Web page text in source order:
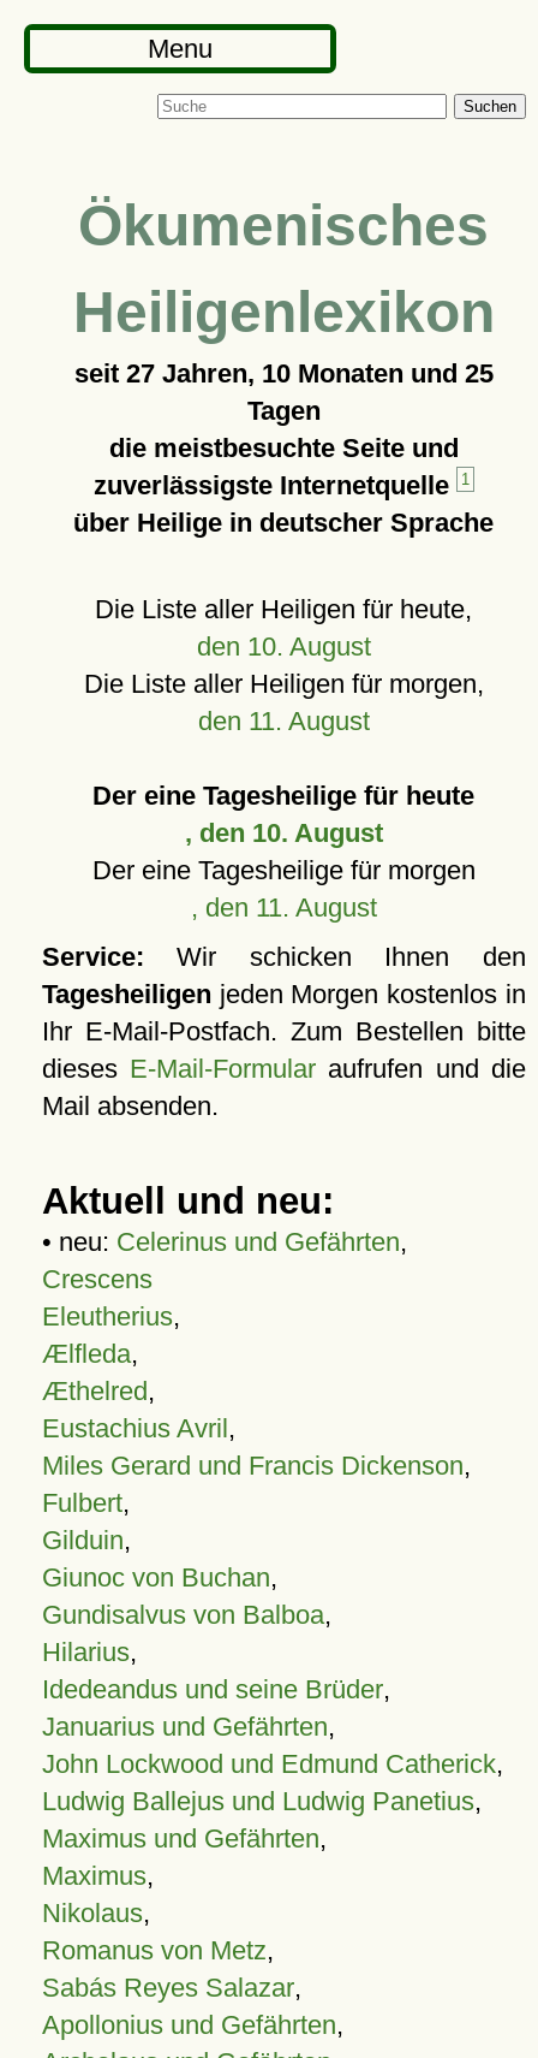
Menu
Suchen
Ökumenisches
Heiligenlexikon
seit 27 Jahren, 10 Monaten und 25
Tagen
die meistbesuchte Seite und
zuverlässigste Internetquelle
1
über Heilige in deutscher Sprache
Die Liste aller Heiligen für heute,
den 10. August
Die Liste aller Heiligen für morgen,
den 11. August
Der eine Tagesheilige für heute
, den 10. August
Der eine Tagesheilige für morgen
, den 11. August
Service: Wir schicken Ihnen den
Tagesheiligen jeden Morgen kostenlos in
Ihr E-Mail-Postfach. Zum Bestellen bitte
dieses E-Mail-Formular aufrufen und die
Mail absenden.
Aktuell und neu:
• neu: Celerinus und Gefährten,
Crescens
Eleutherius,
Ælfleda,
Æthelred,
Eustachius Avril,
Miles Gerard und Francis Dickenson,
Fulbert,
Gilduin,
Giunoc von Buchan,
Gundisalvus von Balboa,
Hilarius,
Idedeandus und seine Brüder,
Januarius und Gefährten,
John Lockwood und Edmund Catherick,
Ludwig Ballejus und Ludwig Panetius,
Maximus und Gefährten,
Maximus,
Nikolaus,
Romanus von Metz,
Sabás Reyes Salazar,
Apollonius und Gefährten,